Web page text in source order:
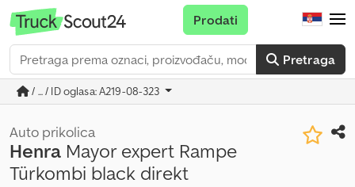
Pretraga
Prodati
/ ... / ID oglasa: A219-08-323
Auto prikolica
Henra Mayor expert Rampe
Türkombi black direkt